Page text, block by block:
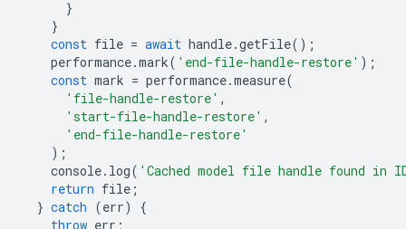
}
}
const file = await handle.getFile();
performance.mark( 'end-file-handle-restore' );
const mark = performance.measure(
'file-handle-restore' ,
'start-file-handle-restore' ,
'end-file-handle-restore'
);
console. log( 'Cached model file handle found in
return file ;
} catch (err)
{
throw err ;